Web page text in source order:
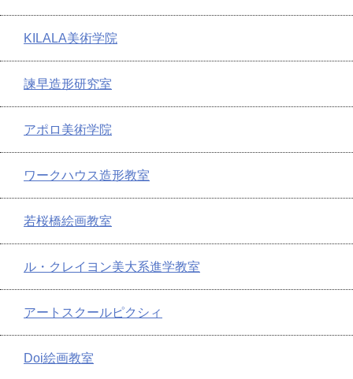
KILALA美術学院
諫早造形研究室
アポロ美術学院
ワークハウス造形教室
若桜橋絵画教室
ル・クレイヨン美大系進学教室
アートスクールピクシィ
Doi絵画教室